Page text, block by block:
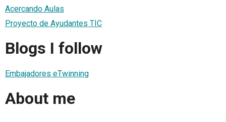
Acercando Aulas
Proyecto de Ayudantes TIC
Blogs I follow
Embajadores eTwinning
About me